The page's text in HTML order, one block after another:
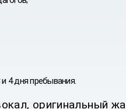
4 дня пребывания.
оригинальный